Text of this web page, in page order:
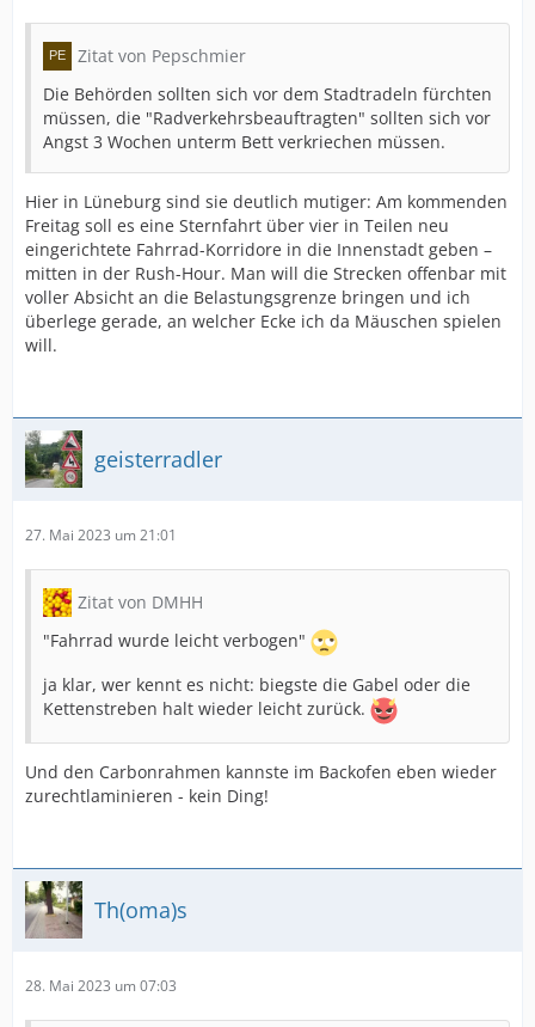
Zitat von Pepschmier
Die Behörden sollten sich vor dem Stadtradeln fürchten
müssen, die "Radverkehrsbeauftragten" sollten sich vor
Angst 3 Wochen unterm Bett verkriechen müssen.
Hier in Lüneburg sind sie deutlich mutiger: Am kommenden
Freitag soll es eine Sternfahrt über vier in Teilen neu
eingerichtete Fahrrad-Korridore in die Innenstadt geben –
mitten in der Rush-Hour. Man will die Strecken offenbar mit
voller Absicht an die Belastungsgrenze bringen und ich
überlege gerade, an welcher Ecke ich da Mäuschen spielen
will.
geisterradler
27. Mai 2023 um 21:01
Zitat von DMHH
"Fahrrad wurde leicht verbogen"
ja klar, wer kennt es nicht: biegste die Gabel oder die
Kettenstreben halt wieder leicht zurück.
Und den Carbonrahmen kannste im Backofen eben wieder
zurechtlaminieren - kein Ding!
Th(oma)s
28. Mai 2023 um 07:03